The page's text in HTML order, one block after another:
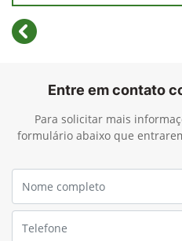
templates.template-
Entre em contato
Para solicitar mais
formulário abaixo que